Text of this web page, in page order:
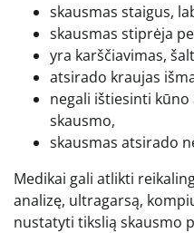
skausmas staigus,
skausmas stiprėja
yra karščiavimas,
atsirado kraujas
negali ištiesinti
skausmo,
skausmas atsirado
Medikai gali atlikti
analizę, ultragarsą,
nustatyti tikslią skausmo